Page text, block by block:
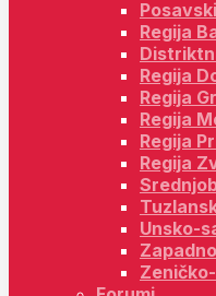
Regija
Regija
Regija
Regija
Regija
Regija
Unsko-